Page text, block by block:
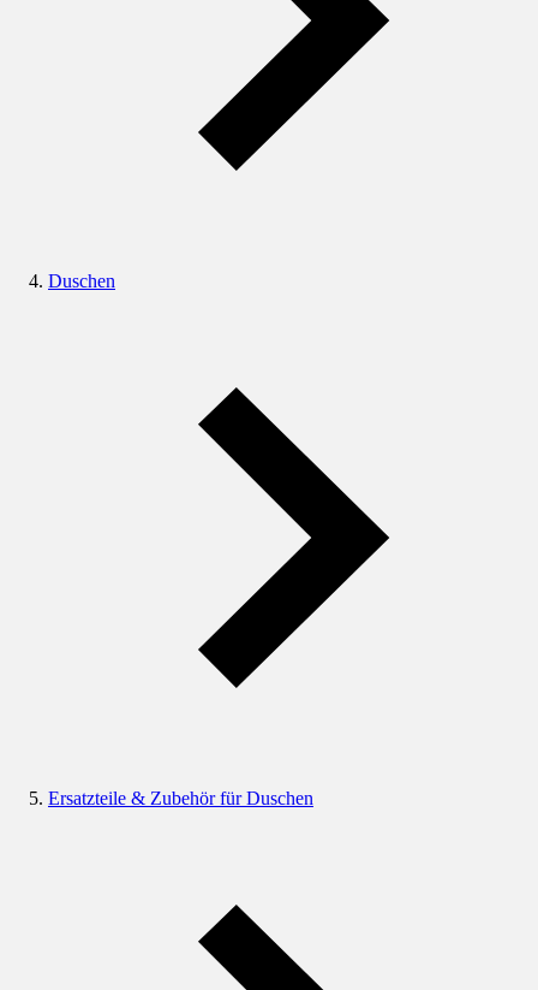
Duschen
Ersatzteile & Zubehör für Duschen